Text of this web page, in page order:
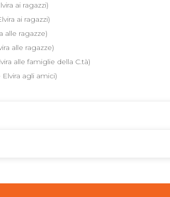
ai ragazzi)
ai ragazzi)
alle ragazze)
alle ragazze)
alle famiglie della C.tà)
agli amici)